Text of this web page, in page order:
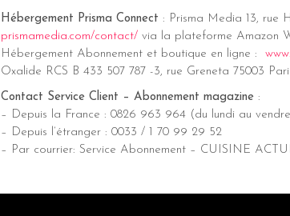
Hébergement Prisma Connect : Prisma Media 13, rue
prismamedia.com/contact/ via la plateforme Amazon
Hébergement Abonnement et boutique en ligne :
Oxalide RCS B 433 507 787 -3, rue Greneta 75003
Contact Service Client – Abonnement magazine :
– Depuis la France : 0826 963 964 (du lundi au
– Depuis l’étranger : 0033 / 1 70 99 29 52
– Par courrier: Service Abonnement – CUISINE